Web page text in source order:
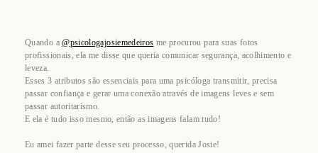
Quando a@psicologajosiemedeiros me procurou para suas fotos
profissionais, ela me disse que queria comunicar segurança, acolhimento e
leveza.
Esses 3 atributos são essenciais para uma psicóloga transmitir, precisa
passar confiança e gerar uma conexão através de imagens leves e sem
passar autoritarismo.
E ela é tudo isso mesmo, então as imagens falam tudo!
Eu amei fazer parte desse seu processo, querida Josie!